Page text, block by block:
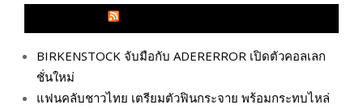
BIRKENSTOCK จับมือกับ ADERERROR เปิดตัวคอลเลก
ชั่นใหม่
แฟนคลับชาวไทย เตรียมตัวฟินกระจาย พร้อมกระทบไหล่